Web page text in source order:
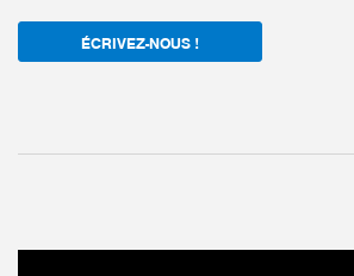
ÉCRIVEZ-NOUS !